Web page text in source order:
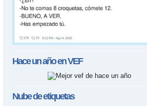
Hace un año enVEF
Nube de etiquetas